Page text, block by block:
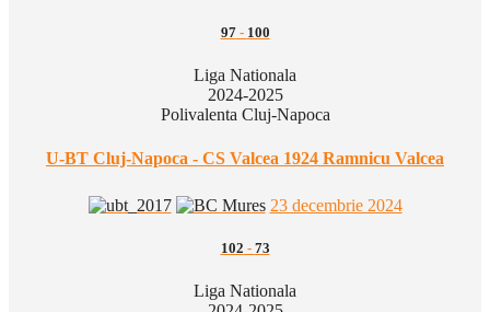
97- 100
Liga Nationala
2024-2025
Polivalenta Cluj-Napoca
U-BT Cluj-Napoca - CS Valcea 1924 Ramnicu Valcea
23 decembrie 2024
102 - 73
Liga Nationala